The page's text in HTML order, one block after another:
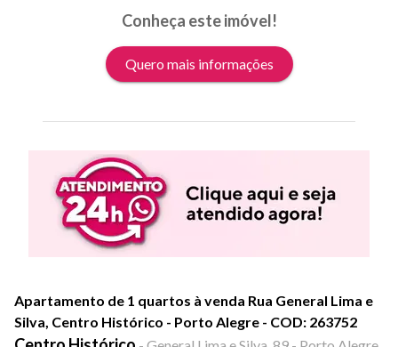
Conheça este imóvel!
Quero mais informações
Apartamento de 1 quartos à venda Rua General Lima e
Silva, Centro Histórico - Porto Alegre - COD: 263752